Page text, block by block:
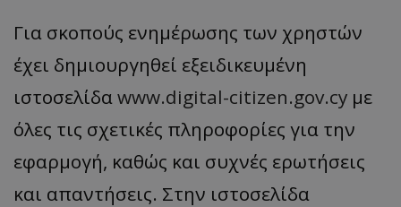
Για σκοπούς ενημέρωσης των χρηστών
έχει δημιουργηθεί εξειδικευμένη
ιστοσελίδα www.digital-citizen.gov.cy με
όλες τις σχετικές πληροφορίες για την
εφαρμογή, καθώς και συχνές ερωτήσεις
και απαντήσεις. Στην ιστοσελίδα